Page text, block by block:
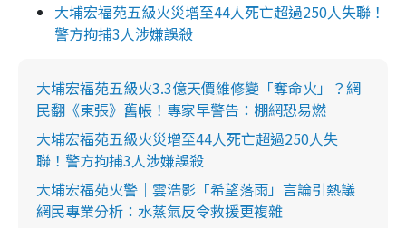
大埔宏福苑五級火災增至44人死亡超過250人失聯！
警方拘捕3人涉嫌誤殺
大埔宏福苑五級火3.3億天價維修變「奪命火」？網
民翻《東張》舊帳！專家早警告：棚網恐易燃
大埔宏福苑五級火災增至44人死亡超過250人失
聯！警方拘捕3人涉嫌誤殺
大埔宏福苑火警｜雲浩影「希望落雨」言論引熱議
網民專業分析：水蒸氣反令救援更複雜